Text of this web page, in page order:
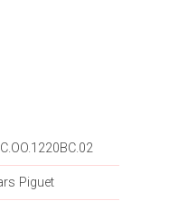
Piguet